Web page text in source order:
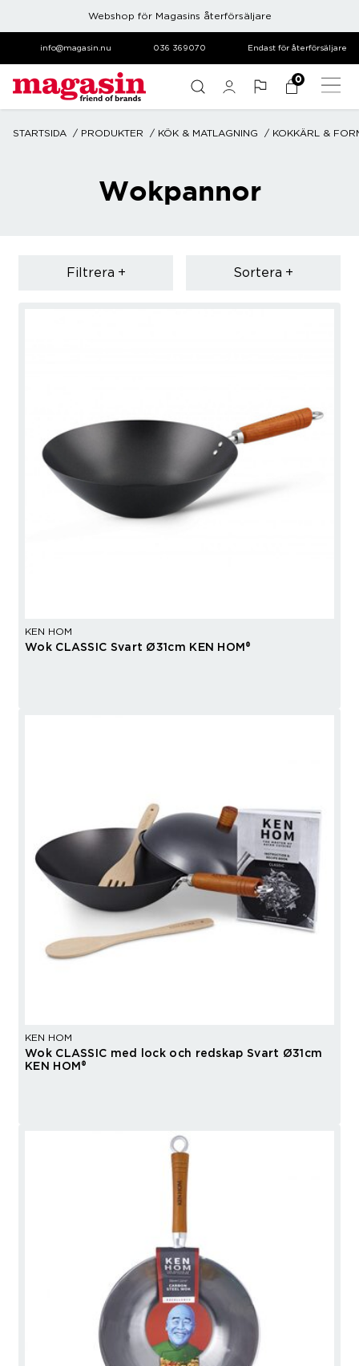
Webshop för Magasins återförsäljare
info@magasin.nu 036 369070 Endast för återförsäljare
0
STARTSIDA PRODUKTER KÖK & MATLAGNING KOKKÄRL &
Wokpannor
Filtrera Sortera
KEN HOM
Wok CLASSIC Svart Ø31cm KEN HOM®
KEN HOM
Wok CLASSIC med lock och redskap Svart Ø31cm
KEN HOM®